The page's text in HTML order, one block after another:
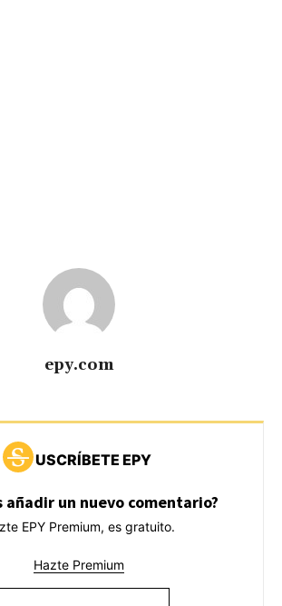
epy.com
USCRÍBETE EPY
añadir un nuevo comentario?
EPY Premium, es gratuito.
Hazte Premium